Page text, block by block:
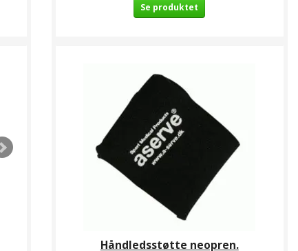
Se produktet
Håndledsstøtte neopren.